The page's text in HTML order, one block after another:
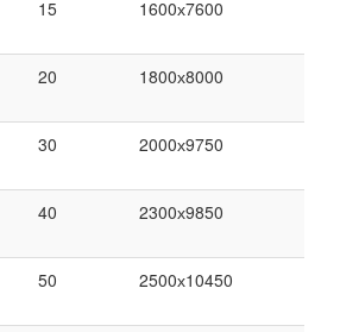
15 1600х7600
20 1800х8000
30 2000х9750
40 2300х9850
50 2500х10450